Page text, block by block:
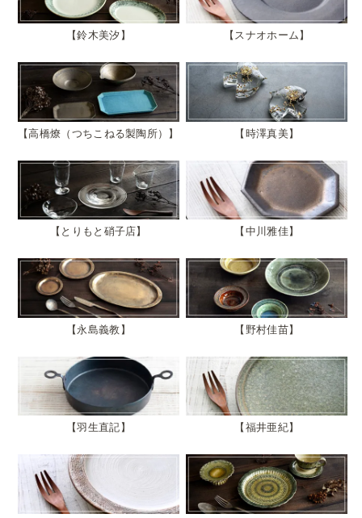
鈴木美汐 スナオホーム
高橋燎（つちこねる製陶所） 時澤真美
とりもと硝子店 中川雅佳
永島義教 野村佳苗
羽生直記 福井亜紀